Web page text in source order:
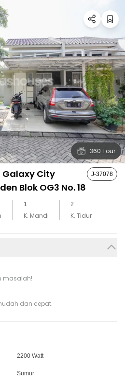
360 Tour
City
Blok OG3 No. 18
J-37078
1
K. Mandi
2
K. Tidur
masalah!
dan cepat.
2200 Watt
Sumur